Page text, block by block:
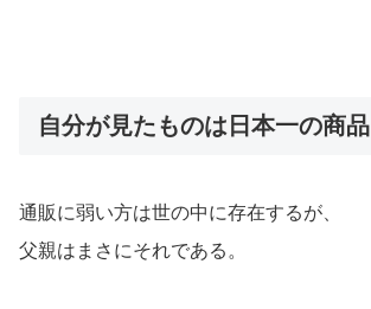
自分が見たものは日本一の商品
通販に弱い方は世の中に存在するが、
父親はまさにそれである。